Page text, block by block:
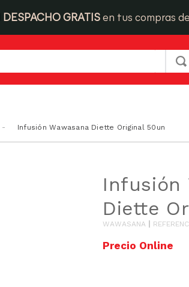
DESPACHO GRATIS en tus compras
Infusión Wawasana Diette Original 50un
Infusión
Diette
WAWASANA